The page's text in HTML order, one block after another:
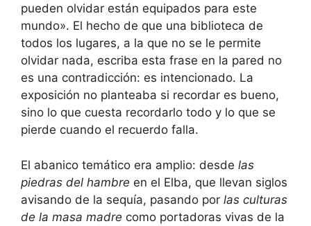
pueden olvidar están equipados para este
mundo». El hecho de que una biblioteca de
todos los lugares, a la que no se le permite
olvidar nada, escriba esta frase en la pared no
es una contradicción: es intencionado. La
exposición no planteaba si recordar es bueno,
sino lo que cuesta recordarlo todo y lo que se
pierde cuando el recuerdo falla.
El abanico temático era amplio: desde las
piedras del hambre en el Elba, que llevan siglos
avisando de la sequía, pasando por las culturas
de la masa madre como portadoras vivas de la